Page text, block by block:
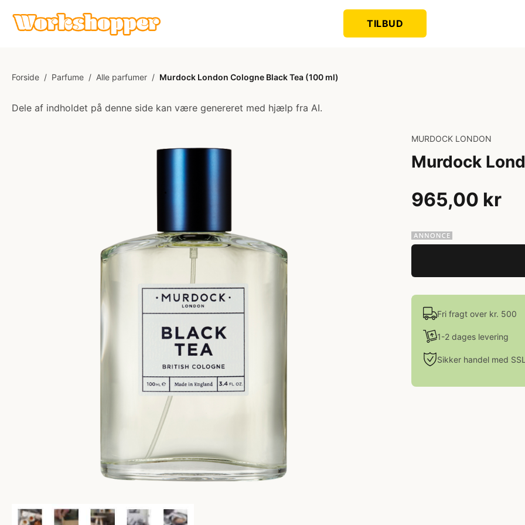
TILBUD
Forside / Parfume / Alle parfumer / Murdock London Cologne Black Tea (100 ml)
Dele af indholdet på denne side kan være genereret med hjælp fra AI.
MURDOCK LONDON
Murdock
965,00 kr
Fri fragt over kr. 500
1-2 dages levering
Sikker handel med